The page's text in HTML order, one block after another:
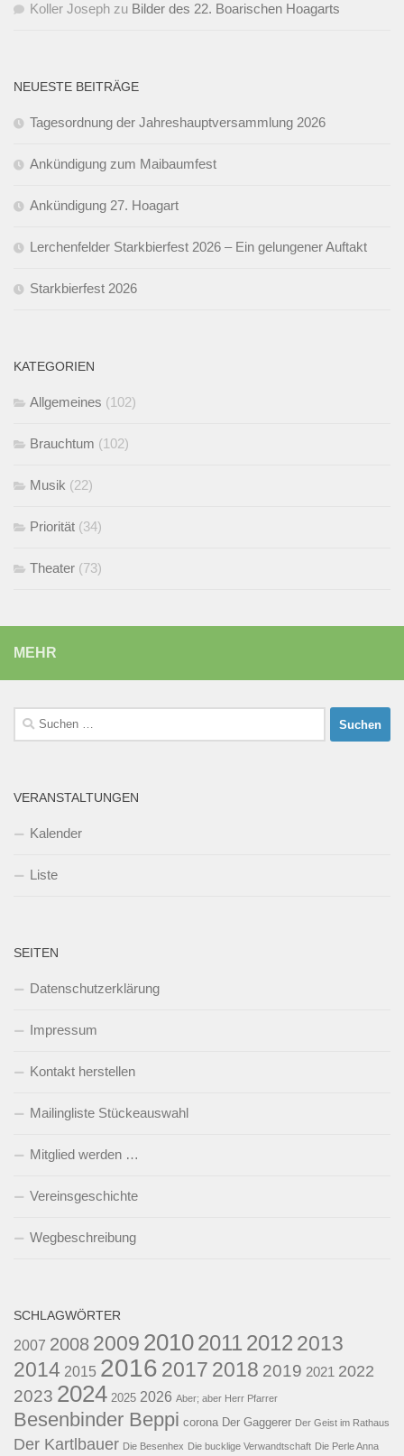
Koller Joseph zu Bilder des 22. Boarischen Hoagarts
NEUESTE BEITRÄGE
Tagesordnung der Jahreshauptversammlung 2026
Ankündigung zum Maibaumfest
Ankündigung 27. Hoagart
Lerchenfelder Starkbierfest 2026 – Ein gelungener Auftakt
Starkbierfest 2026
KATEGORIEN
Allgemeines (102)
Brauchtum (102)
Musik (22)
Priorität (34)
Theater (73)
MEHR
Suchen
nach:
VERANSTALTUNGEN
Kalender
Liste
SEITEN
Datenschutzerklärung
Impressum
Kontakt herstellen
Mailingliste Stückeauswahl
Mitglied werden …
Vereinsgeschichte
Wegbeschreibung
SCHLAGWÖRTER
2007 2008 2009 20102011 2012 2013
2014 2015 2016 2017 2018 2019 2021 2022
2023 2024 2025 2026 Aber; aber Herr Pfarrer
Besenbinder Beppi corona Der Gaggerer Der Geist im Rathaus
Der Kartlbauer Die Besenhex Die bucklige Verwandtschaft Die Perle Anna